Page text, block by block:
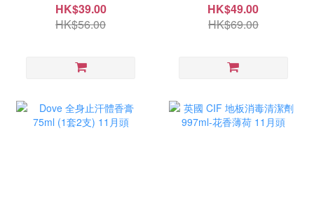
HK$39.00
HK$56.00
HK$49.00
HK$69.00